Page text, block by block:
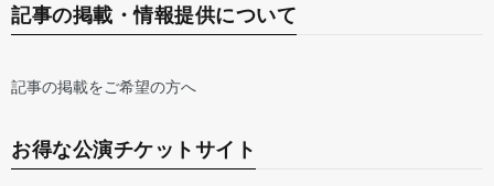
記事の掲載・情報提供について
記事の掲載をご希望の方へ
お得な公演チケットサイト